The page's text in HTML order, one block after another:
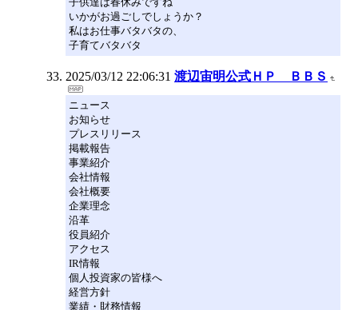
いかがお過ごしでしょうか？
私はお仕事バタバタの、
子育てバタバタ
2025/03/12 22:06:31 渡辺宙明公式ＨＰ ＢＢＳ
ニュース
お知らせ
プレスリリース
掲載報告
事業紹介
会社情報
会社概要
企業理念
沿革
役員紹介
アクセス
IR情報
個人投資家の皆様へ
経営方針
業績・財務情報